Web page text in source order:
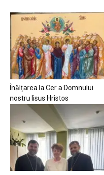
Înălțarea la Cer a Domnului
nostru Iisus Hristos